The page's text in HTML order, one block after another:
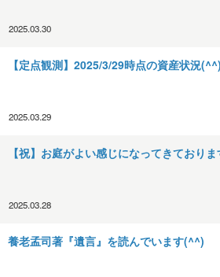
2025.03.30
【定点観測】2025/3/29時点の資産状況(^^)
2025.03.29
【祝】お庭がよい感じになってきており
2025.03.28
養老孟司著『遺言』を読んでいます(^^)